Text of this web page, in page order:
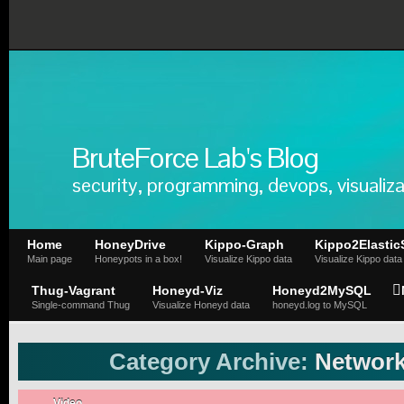
BruteForce Lab's Blog
security, programming, devops,
Home
Main page
HoneyDrive
Honeypots in a box!
Kippo-Graph
Visualize Kippo data Visualize Kippo
Thug-Vagrant
Single-command Thug
Honeyd-Viz
Visualize Honeyd data
Honeyd2MySQL
honeyd.log to MySQL
Category Archive: